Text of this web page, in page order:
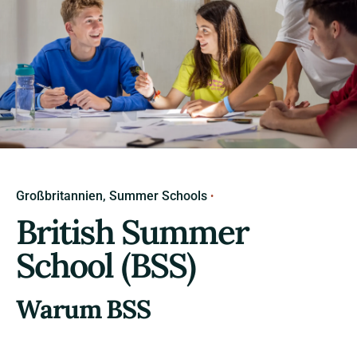
Großbritannien Summer Schools
British Summer
School (BSS)
Warum BSS